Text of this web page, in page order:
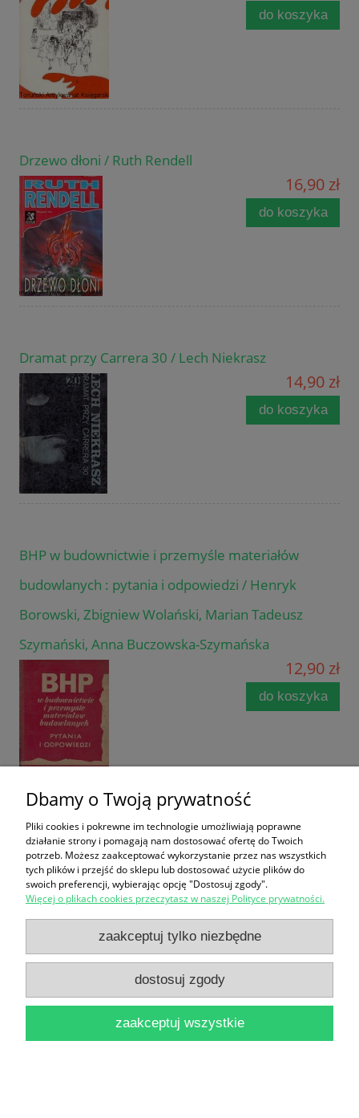
do koszyka
Drzewo dłoni / Ruth Rendell
16,90 zł
do koszyka
Dramat przy Carrera 30 / Lech Niekrasz
14,90 zł
do koszyka
BHP w budownictwie i przemyśle materiałów
budowlanych : pytania i odpowiedzi / Henryk
Borowski, Zbigniew Wolański, Marian Tadeusz
Szymański, Anna Buczowska-Szymańska
12,90 zł
do koszyka
Córki księżyca : Bogini nocy : W zimnym ogniu /
Lynne Ewing
16,90 zł
do koszyka
Dbamy o Twoją prywatność
Pliki cookies i pokrewne im technologie umożliwiają poprawne
działanie strony i pomagają nam dostosować ofertę do Twoich
potrzeb. Możesz zaakceptować wykorzystanie przez nas wszystkich
tych plików i przejść do sklepu lub dostosować użycie plików do
swoich preferencji, wybierając opcję "Dostosuj zgody".
Więcej o plikach cookies przeczytasz w naszej Polityce prywatności.
zaakceptuj tylko niezbędne
dostosuj zgody
zaakceptuj wszystkie